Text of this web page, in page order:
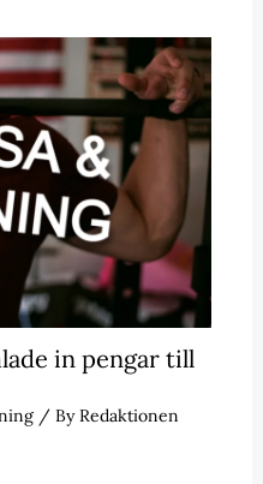
in pengar till
/ ByRedaktionen